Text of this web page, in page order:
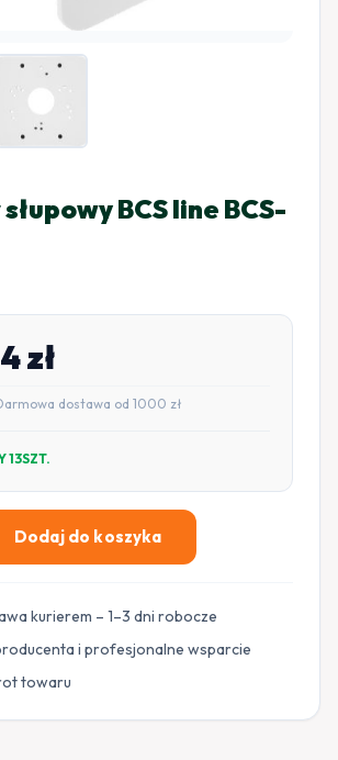
BCS line BCS-
zł
dostawa od 1000 zł
13SZT.
Dodaj do koszyka
kurierem – 1–3 dni robocze
i profesjonalne wsparcie
towaru